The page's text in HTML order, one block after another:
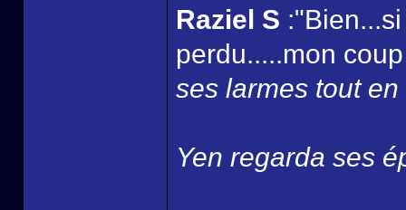
Raziel S
perdu.....mon
ses larmes tout
Yen regarda ses